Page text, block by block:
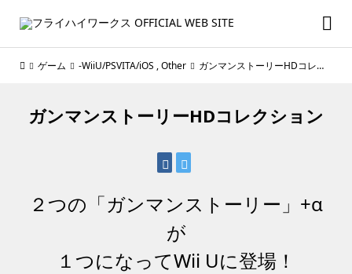
ゲーム -WiiU/PSVITA/iOS ,Other ガンマンストーリーHDコレクション
ガンマンストーリーHDコレクション
２つの「ガンマンストーリー」+α
が
１つになってWii Uに登場！